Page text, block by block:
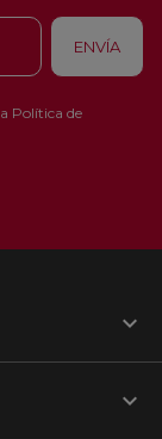
Política de

